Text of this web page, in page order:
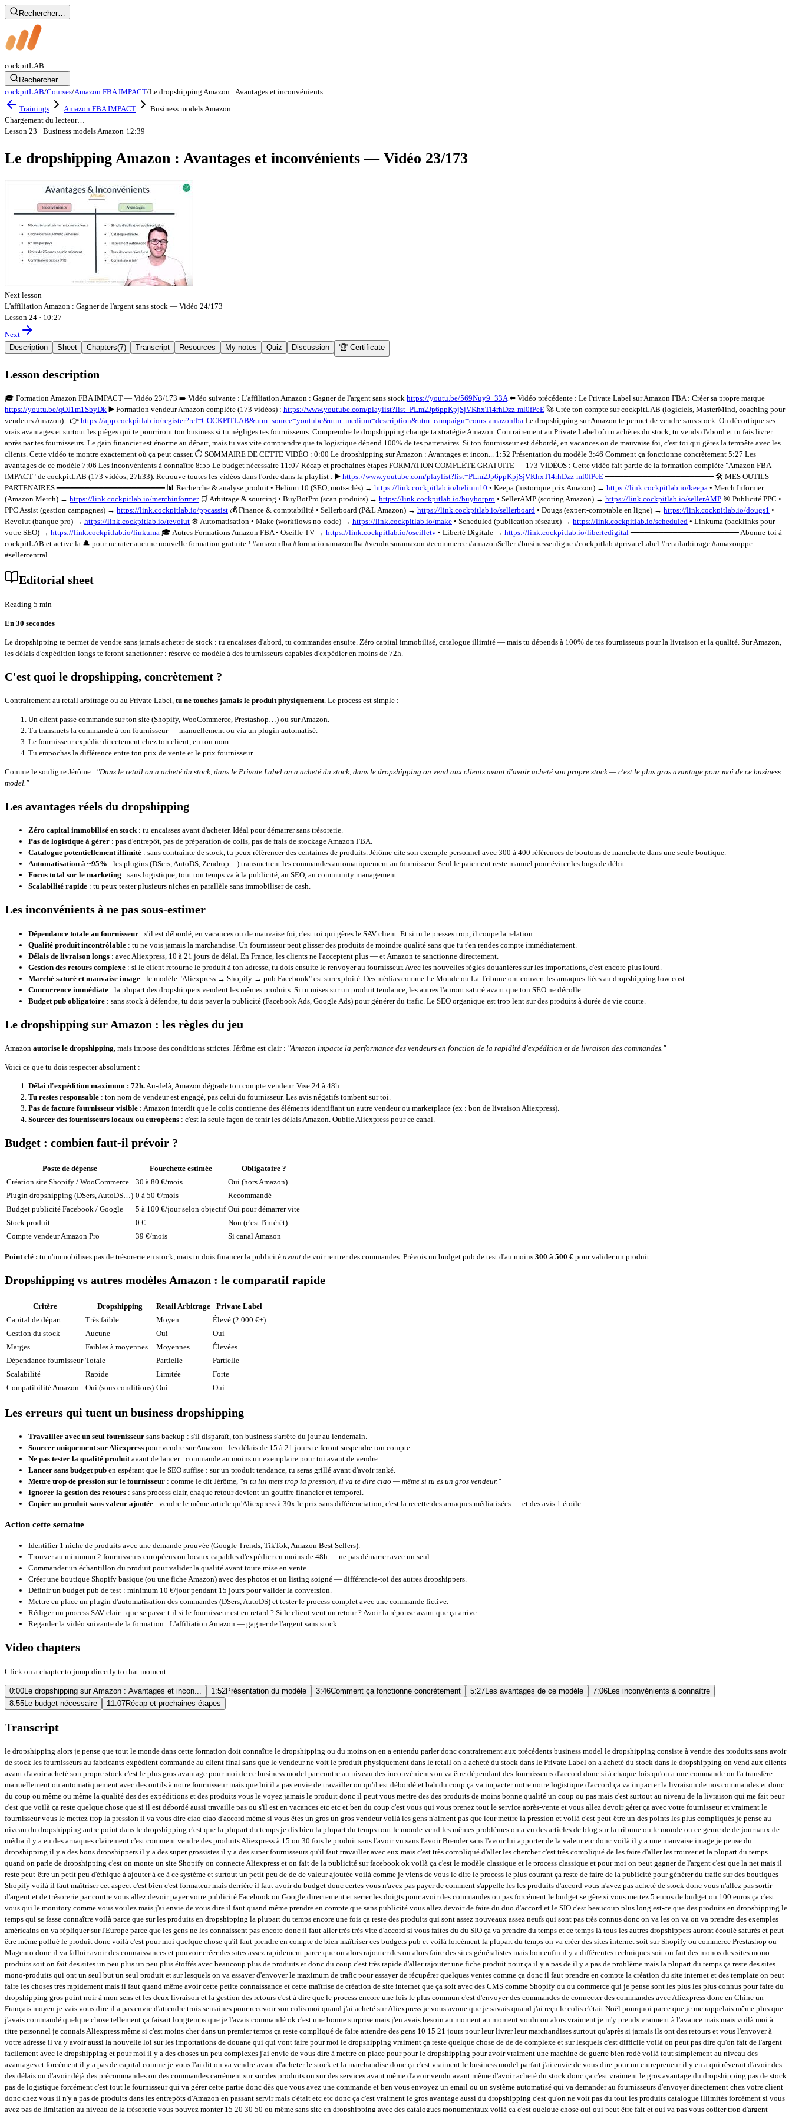
Rechercher…
cockpitLAB
Rechercher…
cockpitLAB/Courses/Amazon FBA IMPACT/Le dropshipping Amazon : Avantages et inconvénients
Trainings
Amazon FBA IMPACT
Business models Amazon
Chargement du lecteur…
Lesson 23 · Business models Amazon·12:39
Le dropshipping Amazon : Avantages et inconvénients — Vidéo 23/173
Next lesson
L'affiliation Amazon : Gagner de l'argent sans stock — Vidéo 24/173
Lesson 24 · 10:27
Next
Description
Sheet Chapters(7) Transcript Resources My notes Quiz Discussion 🏆 Certificate
Lesson description
🎓 Formation Amazon FBA IMPACT — Vidéo 23/173 ➡️ Vidéo suivante : L'affiliation Amazon : Gagner de l'argent sans stock https://youtu.be/569Nuy9_33A⬅️ Vidéo précédente : Le Private Label sur Amazon FBA : Créer sa propre marque
https://youtu.be/qOJ1m1SbyDk ▶️ Formation vendeur Amazon complète (173 vidéos) : https://www.youtube.com/playlist?list=PLm2Jp6ppKpjSjVKhxTl4rhDzz-ml0fPeE 🚀 Crée ton compte sur cockpitLAB (logiciels, MasterMind, coaching pour
vendeurs Amazon) : 👉 https://app.cockpitlab.io/register?ref=COCKPITLAB&utm_source=youtube&utm_medium=description&utm_campaign=cours-amazonfba Le dropshipping sur Amazon te permet de vendre sans stock. On décortique ses
vrais avantages et surtout les pièges qui te pourriront ton business si tu négliges tes fournisseurs. Comprendre le dropshipping change ta stratégie Amazon. Contrairement au Private Label où tu achètes du stock, tu vends d'abord et tu fais livrer
après par tes fournisseurs. Le gain financier est énorme au départ, mais tu vas vite comprendre que ta logistique dépend 100% de tes partenaires. Si ton fournisseur est débordé, en vacances ou de mauvaise foi, c'est toi qui gères la tempête avec les
clients. Cette vidéo te montre exactement où ça peut casser. ⏱️ SOMMAIRE DE CETTE VIDÉO : 0:00 Le dropshipping sur Amazon : Avantages et incon... 1:52 Présentation du modèle 3:46 Comment ça fonctionne concrètement 5:27 Les
avantages de ce modèle 7:06 Les inconvénients à connaître 8:55 Le budget nécessaire 11:07 Récap et prochaines étapes FORMATION COMPLÈTE GRATUITE — 173 VIDÉOS : Cette vidéo fait partie de la formation complète "Amazon FBA
IMPACT" de cockpitLAB (173 vidéos, 27h33). Retrouve toutes les vidéos dans l'ordre dans la playlist : ▶️ https://www.youtube.com/playlist?list=PLm2Jp6ppKpjSjVKhxTl4rhDzz-ml0fPeE━━━━━━━━━━━━━━━━━━━━━━━ 🛠️ MES OUTILS
PARTENAIRES ━━━━━━━━━━━━━━━━━━━━━━━ 📊 Recherche & analyse produit • Helium 10 (SEO, mots-clés) → https://link.cockpitlab.io/helium10 • Keepa (historique prix Amazon) → https://link.cockpitlab.io/keepa • Merch Informer
(Amazon Merch) → https://link.cockpitlab.io/merchinformer🛒 Arbitrage & sourcing • BuyBotPro (scan produits) → https://link.cockpitlab.io/buybotpro • SellerAMP (scoring Amazon) → https://link.cockpitlab.io/sellerAMP 🎯 Publicité PPC •
PPC Assist (gestion campagnes) → https://link.cockpitlab.io/ppcassist 💰 Finance & comptabilité • Sellerboard (P&L Amazon) → https://link.cockpitlab.io/sellerboard • Dougs (expert-comptable en ligne) → https://link.cockpitlab.io/dougs1 •
Revolut (banque pro) → https://link.cockpitlab.io/revolut ⚙️ Automatisation • Make (workflows no-code) → https://link.cockpitlab.io/make • Scheduled (publication réseaux) → https://link.cockpitlab.io/scheduled • Linkuma (backlinks pour
votre SEO) → https://link.cockpitlab.io/linkuma 🎓 Autres Formations Amazon FBA • Oseille TV → https://link.cockpitlab.io/oseilletv • Liberté Digitale → https://link.cockpitlab.io/libertedigital━━━━━━━━━━━━━━━━━━━━━━━ Abonne-toi à
cockpitLAB et active la 🔔 pour ne rater aucune nouvelle formation gratuite ! #amazonfba #formationamazonfba #vendresuramazon #ecommerce #amazonSeller #businessenligne #cockpitlab #privateLabel #retailarbitrage #amazonppc
#sellercentral
Editorial sheet
Reading 5 min
En 30 secondes
Le dropshipping te permet de vendre sans jamais acheter de stock : tu encaisses d'abord, tu commandes ensuite. Zéro capital immobilisé, catalogue illimité — mais tu dépends à 100% de tes fournisseurs pour la livraison et la qualité. Sur Amazon,
les délais d'expédition longs te feront sanctionner : réserve ce modèle à des fournisseurs capables d'expédier en moins de 72h.
C'est quoi le dropshipping, concrètement ?
Contrairement au retail arbitrage ou au Private Label, tu ne touches jamais le produit physiquement . Le process est simple :
Un client passe commande sur ton site (Shopify, WooCommerce, Prestashop…) ou sur Amazon.
Tu transmets la commande à ton fournisseur — manuellement ou via un plugin automatisé.
Le fournisseur expédie directement chez ton client, en ton nom.
Tu empochas la différence entre ton prix de vente et le prix fournisseur.
Comme le souligne Jérôme : "Dans le retail on a acheté du stock, dans le Private Label on a acheté du stock, dans le dropshipping on vend aux clients avant d'avoir acheté son propre stock — c'est le plus gros avantage pour moi de ce business
model."
Les avantages réels du dropshipping
Zéro capital immobilisé en stock: tu encaisses avant d'acheter. Idéal pour démarrer sans trésorerie.
Pas de logistique à gérer : pas d'entrepôt, pas de préparation de colis, pas de frais de stockage Amazon FBA.
Catalogue potentiellement illimité : sans contrainte de stock, tu peux référencer des centaines de produits. Jérôme cite son exemple personnel avec 300 à 400 références de boutons de manchette dans une seule boutique.
Automatisation à ~95% : les plugins (DSers, AutoDS, Zendrop…) transmettent les commandes automatiquement au fournisseur. Seul le paiement reste manuel pour éviter les bugs de débit.
Focus total sur le marketing : sans logistique, tout ton temps va à la publicité, au SEO, au community management.
Scalabilité rapide : tu peux tester plusieurs niches en parallèle sans immobiliser de cash.
Les inconvénients à ne pas sous-estimer
Dépendance totale au fournisseur : s'il est débordé, en vacances ou de mauvaise foi, c'est toi qui gères le SAV client. Et si tu le presses trop, il coupe la relation.
Qualité produit incontrôlable : tu ne vois jamais la marchandise. Un fournisseur peut glisser des produits de moindre qualité sans que tu t'en rendes compte immédiatement.
Délais de livraison longs : avec Aliexpress, 10 à 21 jours de délai. En France, les clients ne l'acceptent plus — et Amazon te sanctionne directement.
Gestion des retours complexe : si le client retourne le produit à ton adresse, tu dois ensuite le renvoyer au fournisseur. Avec les nouvelles règles douanières sur les importations, c'est encore plus lourd.
Marché saturé et mauvaise image : le modèle "Aliexpress → Shopify → pub Facebook" est surexploité. Des médias comme Le Monde ou La Tribune ont couvert les arnaques liées au dropshipping low-cost.
Concurrence immédiate : la plupart des dropshippers vendent les mêmes produits. Si tu mises sur un produit tendance, les autres l'auront saturé avant que ton SEO ne décolle.
Budget pub obligatoire : sans stock à défendre, tu dois payer la publicité (Facebook Ads, Google Ads) pour générer du trafic. Le SEO organique est trop lent sur des produits à durée de vie courte.
Le dropshipping sur Amazon : les règles du jeu
Amazon autorise le dropshipping , mais impose des conditions strictes. Jérôme est clair : "Amazon impacte la performance des vendeurs en fonction de la rapidité d'expédition et de livraison des commandes."
Voici ce que tu dois respecter absolument :
Délai d'expédition maximum : 72h. Au-delà, Amazon dégrade ton compte vendeur. Vise 24 à 48h.
Tu restes responsable : ton nom de vendeur est engagé, pas celui du fournisseur. Les avis négatifs tombent sur toi.
Pas de facture fournisseur visible : Amazon interdit que le colis contienne des éléments identifiant un autre vendeur ou marketplace (ex : bon de livraison Aliexpress).
Sourcer des fournisseurs locaux ou européens : c'est la seule façon de tenir les délais Amazon. Oublie Aliexpress pour ce canal.
Budget : combien faut-il prévoir ?
Poste de dépense Fourchette estimée
Obligatoire ?
Création site Shopify / WooCommerce
30 à 80 €/mois
Oui (hors Amazon)
Plugin dropshipping (DSers, AutoDS…) 0 à 50 €/mois
Recommandé
Budget publicité Facebook / Google
5 à 100 €/jour selon objectif Oui pour démarrer vite
Stock produit
0 €
Non (c'est l'intérêt)
Compte vendeur Amazon Pro
39 €/mois Si canal Amazon
Point clé : tu n'immobilises pas de trésorerie en stock, mais tu dois financer la publicité avant de voir rentrer des commandes. Prévois un budget pub de test d'au moins 300 à 500 € pour valider un produit.
Dropshipping vs autres modèles Amazon : le comparatif rapide
Critère Dropshipping Retail Arbitrage
Private Label
Capital de départ
Très faible Moyen
Élevé (2 000 €+)
Gestion du stock
Aucune Oui
Oui
Marges
Faibles à moyennes Moyennes
Élevées
Dépendance fournisseur Totale Partielle
Partielle
Scalabilité
Rapide Limitée
Forte
Compatibilité Amazon
Oui (sous conditions) Oui Oui
Les erreurs qui tuent un business dropshipping
Travailler avec un seul fournisseur sans backup : s'il disparaît, ton business s'arrête du jour au lendemain.
Sourcer uniquement sur Aliexpress pour vendre sur Amazon : les délais de 15 à 21 jours te feront suspendre ton compte.
Ne pas tester la qualité produit avant de lancer : commande au moins un exemplaire pour toi avant de vendre.
Lancer sans budget pub en espérant que le SEO suffise : sur un produit tendance, tu seras grillé avant d'avoir ranké.
Mettre trop de pression sur le fournisseur : comme le dit Jérôme, "si tu lui mets trop la pression, il va te dire ciao — même si tu es un gros vendeur."
Ignorer la gestion des retours : sans process clair, chaque retour devient un gouffre financier et temporel.
Copier un produit sans valeur ajoutée : vendre le même article qu'Aliexpress à 30x le prix sans différenciation, c'est la recette des arnaques médiatisées — et des avis 1 étoile.
Action cette semaine
Identifier 1 niche de produits avec une demande prouvée (Google Trends, TikTok, Amazon Best Sellers).
Trouver au minimum 2 fournisseurs européens ou locaux capables d'expédier en moins de 48h — ne pas démarrer avec un seul.
Commander un échantillon du produit pour valider la qualité avant toute mise en vente.
Créer une boutique Shopify basique (ou une fiche Amazon) avec des photos et un listing soigné — différencie-toi des autres dropshippers.
Définir un budget pub de test : minimum 10 €/jour pendant 15 jours pour valider la conversion.
Mettre en place un plugin d'automatisation des commandes (DSers, AutoDS) et tester le process complet avec une commande fictive.
Rédiger un process SAV clair : que se passe-t-il si le fournisseur est en retard ? Si le client veut un retour ? Avoir la réponse avant que ça arrive.
Regarder la vidéo suivante de la formation : L'affiliation Amazon — gagner de l'argent sans stock.
Video chapters
Click on a chapter to jump directly to that moment.
0:00Le dropshipping sur Amazon : Avantages et incon... 1:52Présentation du modèle 3:46Comment ça fonctionne concrètement 5:27Les avantages de ce modèle 7:06Les inconvénients à connaître
8:55Le budget nécessaire 11:07Récap et prochaines étapes
Transcript
le dropshipping alors je pense que tout le monde dans cette formation doit connaître le dropshipping ou du moins on en a entendu parler donc contrairement aux précédents business model le dropshipping consiste à vendre des produits sans avoir de stock les fournisseurs au fabricants expédient commande au client final sans que le vendeur ne voit le produit physiquement dans le retail on a acheté du stock dans le Private Label on a acheté du stock dans le dropshipping on vend aux clients avant d'avoir acheté son propre stock c'est le plus gros avantage pour moi de ce business model par contre au niveau des inconvénients on va être dépendant des fournisseurs d'accord donc si à chaque fois qu'on a une commande on l'a transfère manuellement ou automatiquement avec des outils à notre fournisseur mais que lui il a pas envie de travailler ou qu'il est débordé et bah du coup ça va impacter notre notre logistique d'accord ça va impacter la livraison de nos commandes et donc du coup ou même ou même la qualité des des expéditions et des produits vous le voyez jamais le produit donc il peut vous mettre des des produits de moins bonne qualité un coup ou pas mais c'est surtout au niveau de la livraison qui me fait peur c'est que voilà ça reste quelque chose que si il est débordé aussi travaille pas ou s'il est en vacances etc etc et ben du coup c'est vous qui vous prenez tout le service après-vente et vous allez devoir gérer ça avec votre fournisseur et vraiment le fournisseur vous le mettez trop la pression il va vous dire ciao ciao d'accord même si vous êtes un gros un gros vendeur voilà les gens n'aiment pas que leur mettre la pression et voilà c'est peut-être un des points les plus compliqués je pense au niveau du dropshipping autre point dans le dropshipping c'est que la plupart du temps je dis bien la plupart du temps tout le monde vend les mêmes problèmes on a vu des articles de blog sur la tribune ou le monde ou ce genre de de journaux de média il y a eu des arnaques clairement c'est comment vendre des produits Aliexpress à 15 ou 30 fois le produit sans l'avoir vu sans l'avoir Brender sans l'avoir lui apporter de la valeur etc donc voilà il y a une mauvaise image je pense du dropshipping il y a des bons dropshippers il y a des super grossistes il y a des super fournisseurs qu'il faut travailler avec eux mais c'est très compliqué d'aller les chercher c'est très compliqué de les faire d'aller les trouver et la plupart du temps quand on parle de dropshipping c'est on monte un site Shopify on connecte Aliexpress et on fait de la publicité sur facebook ok voilà ça c'est le modèle classique et le process classique et pour moi on peut gagner de l'argent c'est que la net mais il reste peut-être un petit peu d'éthique à ajouter à ce à ce système et surtout un petit peu de de de valeur ajoutée voilà comme je viens de vous le dire le process le plus courant ça reste de faire de la publicité pour générer du trafic sur des boutiques Shopify voilà il faut maîtriser cet aspect c'est bien c'est formateur mais derrière il faut avoir du budget donc certes vous n'avez pas payer de comment s'appelle les les produits d'accord vous n'avez pas acheté de stock donc vous n'allez pas sortir d'argent et de trésorerie par contre vous allez devoir payer votre publicité Facebook ou Google directement et serrer les doigts pour avoir des commandes ou pas forcément le budget se gère si vous mettez 5 euros de budget ou 100 euros ça c'est vous qui le monitory comme vous voulez mais j'ai envie de vous dire il faut quand même prendre en compte que sans publicité vous allez devoir de faire du duo d'accord et le SIO c'est beaucoup plus long est-ce que des produits en dropshipping le temps qui se fasse connaître voilà parce que sur les produits en dropshipping la plupart du temps encore une fois ça reste des produits qui sont assez nouveaux assez neufs qui sont pas très connus donc on va les on va on va prendre des exemples américains on va répliquer sur l'Europe parce que les gens ne les connaissent pas encore donc il faut aller très très vite d'accord si vous faites du du SIO ça va prendre du temps et ce temps là tous les autres dropshippers auront écoulé saturés et peut-être même pollué le produit donc voilà c'est pour moi quelque chose qu'il faut prendre en compte de bien maîtriser ces budgets pub et voilà forcément la plupart du temps on va créer des sites internet soit sur Shopify ou commerce Prestashop ou Magento donc il va falloir avoir des connaissances et pouvoir créer des sites assez rapidement parce que ou alors rajouter des ou alors faire des sites généralistes mais bon enfin il y a différentes techniques soit on fait des monos des sites mono-produits soit on fait des sites un peu plus un peu plus étoffés avec beaucoup plus de produits et donc du coup c'est très rapide d'aller rajouter une fiche produit pour ça il y a pas de il y a pas de problème mais la plupart du temps ça reste des sites mono-produits qui ont un seul but un seul produit et sur lesquels on va essayer d'envoyer le maximum de trafic pour essayer de récupérer quelques ventes comme ça donc il faut prendre en compte la création du site internet et des template on peut faire les choses très rapidement mais il faut quand même avoir cette petite connaissance et cette maîtrise de création de site internet que ça soit avec des CMS comme Shopify ou ou commerce qui je pense sont les plus les plus connus pour faire du dropshipping gros point noir à mon sens et les deux livraison et la gestion des retours c'est à dire que le process encore une fois le plus commun c'est d'envoyer des commandes de connecter des commandes avec Aliexpress donc en Chine un Français moyen je vais vous dire il a pas envie d'attendre trois semaines pour recevoir son colis moi quand j'ai acheté sur Aliexpress je vous avoue que je savais quand j'ai reçu le colis c'était Noël pourquoi parce que je me rappelais même plus que j'avais commandé quelque chose tellement ça faisait longtemps que je l'avais commandé ok c'est une bonne surprise mais j'en avais besoin au moment au moment voulu ou alors vraiment je m'y prends vraiment à l'avance mais mais voilà moi à titre personnel je connais Aliexpress même si c'est moins cher dans un premier temps ça reste compliqué de faire attendre des gens 10 15 21 jours pour leur livrer leur marchandises surtout qu'après si jamais ils ont des retours et vous l'envoyer à votre adresse il va y avoir aussi la nouvelle loi sur les importations de douane qui qui vont faire pour moi le dropshipping vraiment ça reste quelque chose de de de complexe et sur lesquels c'est difficile voilà on peut pas dire qu'on fait de l'argent facilement avec le dropshipping et pour moi il y a des choses un peu complexes j'ai envie de vous dire à mettre en place pour pour le dropshipping pour avoir vraiment une machine de guerre bien rodé voilà tout simplement au niveau des avantages et forcément il y a pas de capital comme je vous l'ai dit on va vendre avant d'acheter le stock et la marchandise donc ça c'est vraiment le business model parfait j'ai envie de vous dire pour un entrepreneur il y en a qui rêverait d'avoir des des délais ou d'avoir déjà des précommandes ou des commandes carrément sur sur des produits ou sur des services avant même d'avoir vendu avant même d'avoir acheté du stock donc ça c'est vraiment le gros avantage du dropshipping pas de stock pas de logistique forcément c'est tout le fournisseur qui va gérer cette partie donc dès que vous avez une commande et ben vous envoyez un email ou un système automatisé qui va demander au fournisseurs d'envoyer directement chez votre client donc chez vous il n'y a pas de produits dans les entrepôts d'Amazon en passant servir mais c'était etc etc donc ça c'est vraiment le gros avantage aussi du dropshipping c'est qu'on ne voit pas du tout les produits catalogue illimités forcément si vous avez pas de limitation au niveau de la trésorerie vous pouvez monter 15 20 30 50 ou même sans site en dropshipping avec des catalogues monumentaux voilà ça c'est quelque chose qui qui peut être fait et qui va pas vous coûter trop d'argent simplement un petit peu de temps mais en tout cas votre catalogue peut être en soi illimité à la hauteur d'une d'une Marketplace comme Amazon ou à la hauteur d'un allié Express alors si on réplique Aliexpress parce qu'il y a un avantage je sais pas mais on peut très bien monter un site en dropshipping spécialisé dans la niche des boutons de manchette voilà je l'ai fait à titre personnel et vu qu'il y avait tellement de modèles différents de boutons de manchette il y a un moment où Ben simplement on les met on les référence tous quasiment tous d'accord parce que parce que ça coûte pas grand chose ça coûte rien de le faire si ce n'est de rédiger la fiche et le listing donc les photos c'est le fournisseur qui nous les a donné sauf si on veut prendre nos propres photos pour pas récupérer et pour se différencier un petit peu d'autres dropshippers par exemple donc mais en soi j'avais un catalogue je sais plus il y avait trois ou quatre cent boutons de manchette directement dans dans ma boutique donc ça c'est vraiment je trouve aussi un des gros avantages peut être totalement automatisé avec un petit bémol pourquoi parce que dans toutes les plugins ou les extensions de dropshipping dès qu'il y a une commande on va pouvoir demander et envoyer la demande de commente à notre fournisseur d'accord donc dès que le client parce commande sur notre site internet la commande est envoyé directement dans le plugin ou l'extension il va faire la commande sur votre fournisseur la plupart de ces extensions ou plugin passe la commande automatiquement mais pas le paiement pourquoi parce qu'il peut y avoir des problèmes où il peut il peut y avoir des ce genre de petits c'est assez risqué vous imaginez si l'extension elle commande sans produits à la place de 1 ou un petit bug comme ça ça peut vous débiter la carte bancaire assez rapidement et la plupart des développ